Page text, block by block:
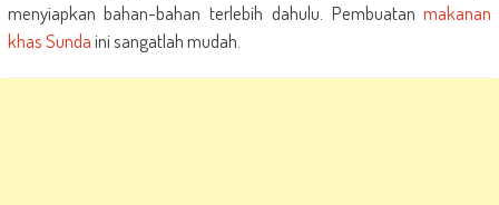
menyiapkan bahan-bahan terlebih dahulu. Pembuatanmakanan
khas Sundaini sangatlah mudah.